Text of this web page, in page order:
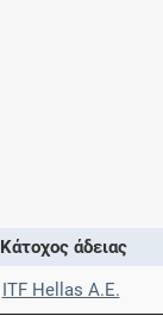
Κάτοχος άδειας
ITF Hellas Α.Ε.